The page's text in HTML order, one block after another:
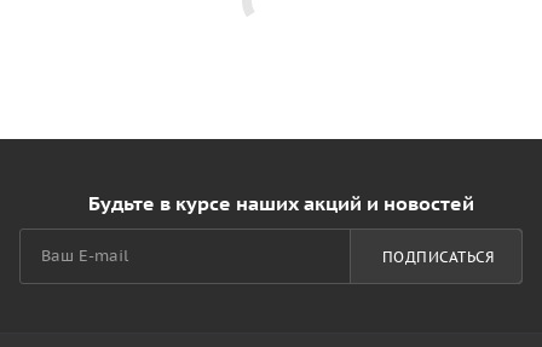
Будьте в курсе наших акций и новостей
ПОДПИСАТЬСЯ